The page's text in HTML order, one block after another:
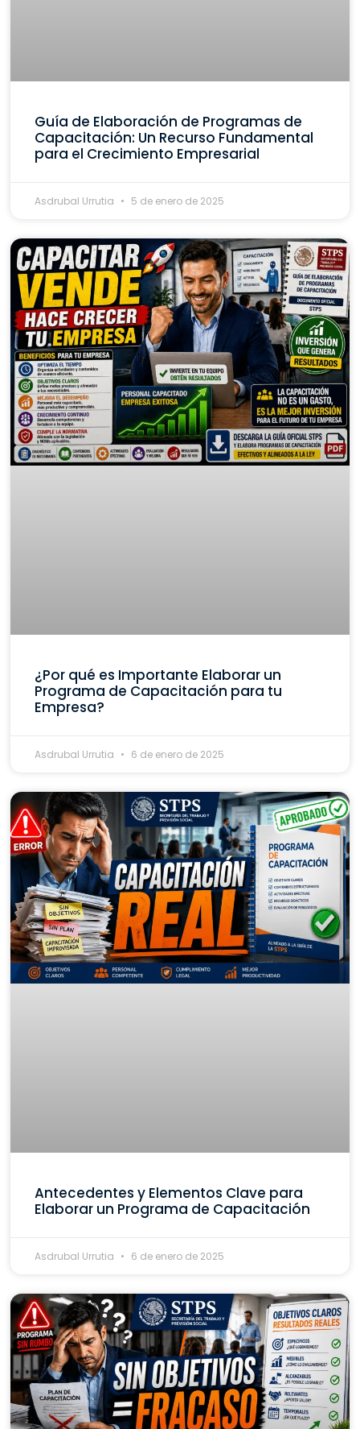
Guía de Elaboración de Programas de
Capacitación: Un Recurso Fundamental
para el Crecimiento Empresarial
Asdrubal Urrutia 5 de enero de 2025
¿Por qué es Importante Elaborar un
Programa de Capacitación para tu
Empresa?
Asdrubal Urrutia 6 de enero de 2025
Antecedentes y Elementos Clave para
Elaborar un Programa de Capacitación
Asdrubal Urrutia 6 de enero de 2025